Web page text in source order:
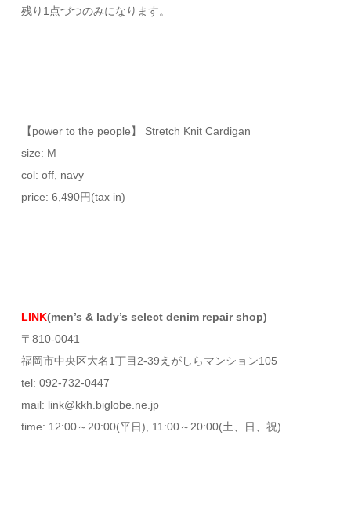
残り1点づつのみになります。
【power to the people】 Stretch Knit Cardigan
size: M
col: off, navy
price: 6,490円(tax in)
LINK(men’s & lady’s select denim repair shop)
〒810-0041
福岡市中央区大名1丁目2-39えがしらマンション105
tel: 092-732-0447
mail: link@kkh.biglobe.ne.jp
time: 12:00～20:00(平日), 11:00～20:00(土、日、祝)